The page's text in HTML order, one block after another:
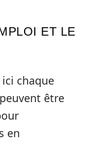
ET LE
chaque
être
en